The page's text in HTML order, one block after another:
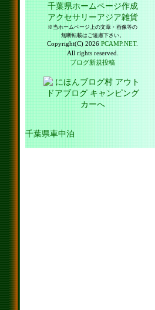
千葉県ホームページ作成
アクセサリーアジア雑貨
※当ホームページ上の文章・画像等の
無断転載はご遠慮下さい。
Copyright(C) 2026PCAMP.NET.
All rights reserved.
ブログ新規投稿
千葉県車中泊